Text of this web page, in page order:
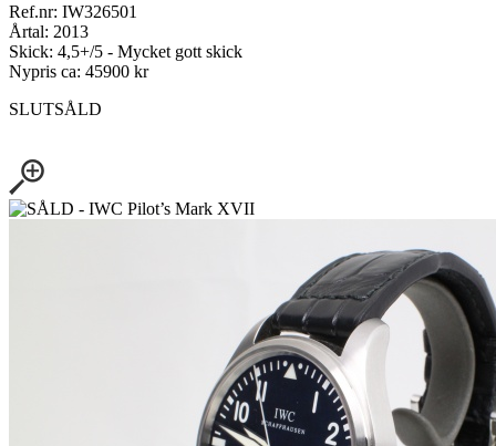
Ref.nr: IW326501
Årtal: 2013
Skick: 4,5+/5 - Mycket gott skick
Nypris ca: 45900 kr
SLUTSÅLD